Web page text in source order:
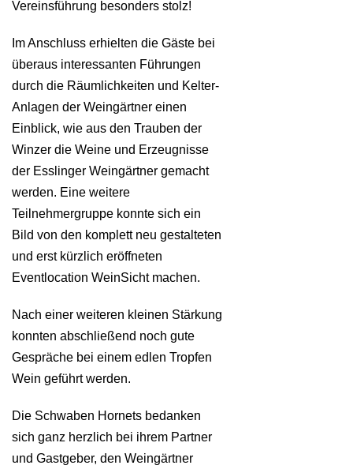
Vereinsführung besonders stolz!
Im Anschluss erhielten die Gäste bei
überaus interessanten Führungen
durch die Räumlichkeiten und Kelter-
Anlagen der Weingärtner einen
Einblick, wie aus den Trauben der
Winzer die Weine und Erzeugnisse
der Esslinger Weingärtner gemacht
werden. Eine weitere
Teilnehmergruppe konnte sich ein
Bild von den komplett neu gestalteten
und erst kürzlich eröffneten
Eventlocation WeinSicht machen.
Nach einer weiteren kleinen Stärkung
konnten abschließend noch gute
Gespräche bei einem edlen Tropfen
Wein geführt werden.
Die Schwaben Hornets bedanken
sich ganz herzlich bei ihrem Partner
und Gastgeber, den Weingärtner